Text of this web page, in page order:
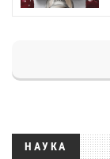
НАУКА